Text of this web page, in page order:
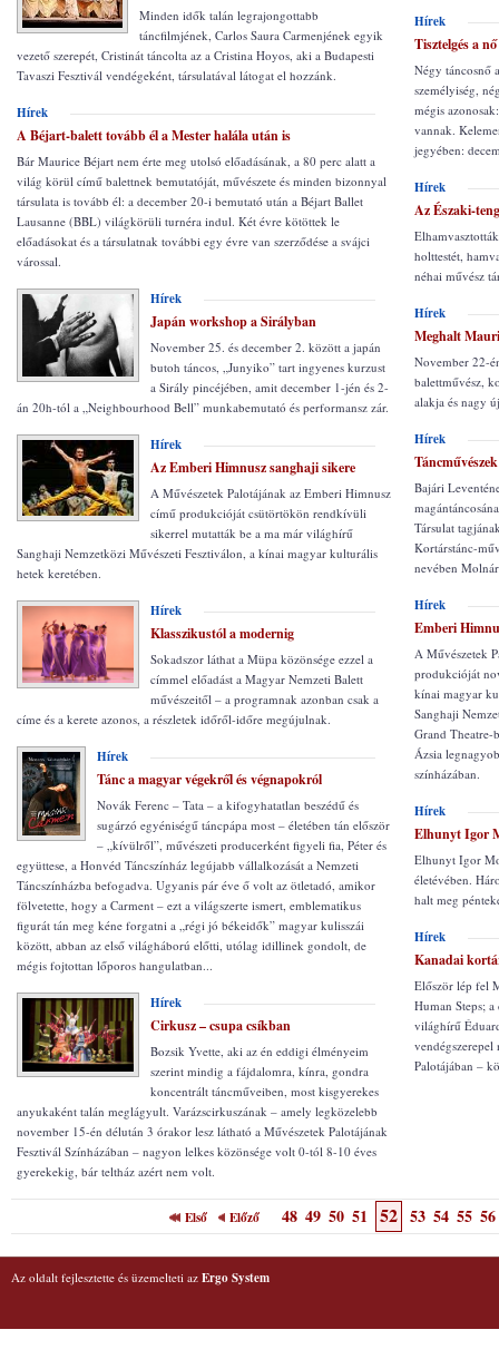
Minden idők talán legrajongottabb
táncfilmjének, Carlos Saura Carmenjének egyik
vezető szerepét, Cristinát táncolta az a Cristina Hoyos, aki a Budapesti
Tavaszi Fesztivál vendégeként, társulatával látogat el hozzánk.
Hírek
A Béjart-balett tovább él a Mester halála után is
Bár Maurice Béjart nem érte meg utolsó előadásának, a 80 perc alatt a
világ körül című balettnek bemutatóját, művészete és minden bizonnyal
társulata is tovább él: a december 20-i bemutató után a Béjart Ballet
Lausanne (BBL) világkörüli turnéra indul. Két évre kötöttek le
előadásokat és a társulatnak további egy évre van szerződése a svájci
várossal.
Hírek
Japán workshop a Sirályban
November 25. és december 2. között a japán
butoh táncos, „Junyiko” tart ingyenes kurzust
a Sirály pincéjében, amit december 1-jén és 2-
án 20h-tól a „Neighbourhood Bell” munkabemutató és performansz zár.
Hírek
Az Emberi Himnusz sanghaji sikere
A Művészetek Palotájának az Emberi Himnusz
című produkcióját csütörtökön rendkívüli
sikerrel mutatták be a ma már világhírű
Sanghaji Nemzetközi Művészeti Fesztiválon, a kínai magyar kulturális
hetek keretében.
Hírek
Klasszikustól a modernig
Sokadszor láthat a Müpa közönsége ezzel a
címmel előadást a Magyar Nemzeti Balett
művészeitől – a programnak azonban csak a
címe és a kerete azonos, a részletek időről-időre megújulnak.
Hírek
Tánc a magyar végekről és végnapokról
Novák Ferenc – Tata – a kifogyhatatlan beszédű és
sugárzó egyéniségű táncpápa most – életében tán először
– „kívülről”, művészeti producerként figyeli fia, Péter és
együttese, a Honvéd Táncszínház legújabb vállalkozását a Nemzeti
Táncszínházba befogadva. Ugyanis pár éve ő volt az ötletadó, amikor
fölvetette, hogy a Carment – ezt a világszerte ismert, emblematikus
figurát tán meg kéne forgatni a „régi jó békeidők” magyar kulisszái
között, abban az első világháború előtti, utólag idillinek gondolt, de
mégis fojtottan lőporos hangulatban...
Hírek
Cirkusz – csupa csíkban
Bozsik Yvette, aki az én eddigi élményeim
szerint mindig a fájdalomra, kínra, gondra
koncentrált táncműveiben, most kisgyerekes
anyukaként talán meglágyult. Varázscirkuszának – amely legközelebb
november 15-én délután 3 órakor lesz látható a Művészetek Palotájának
Fesztivál Színházában – nagyon lelkes közönsége volt 0-tól 8-10 éves
gyerekekig, bár teltház azért nem volt.
Hírek
Tisztelgés a
Négy táncosnő
személyiség,
mégis
vannak.
jegyében:
Hírek
Az Északi-
holttestét,
néhai művész
Hírek
Meghalt
November 22-
balettművész,
alakja és nagy
Hírek
Bajári
Társulat
Kortárstánc-
nevében
Hírek
Emberi
A Művészetek
produkcióját
kínai magyar
Sanghaji
Grand Theatre-
Ázsia
színházában.
Hírek
Elhunyt Igor
Elhunyt Igor
életévében.
halt meg
Hírek
Kanadai
Először lép fel
Human Steps;
világhírű
Palotájában –
Első Előző 48 49 50 51 52 53 54 55 56
Az oldalt fejlesztette és üzemelteti az Ergo System